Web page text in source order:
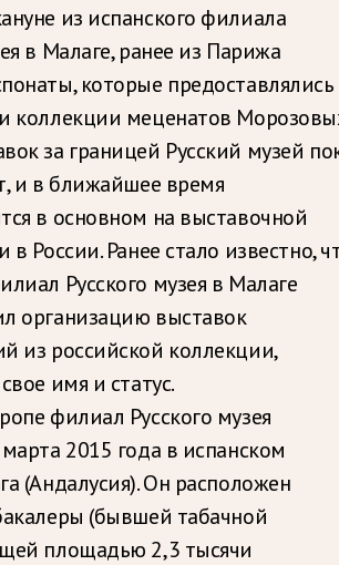
из испанского филиала
в Малаге, ранее из Парижа
которые предоставлялись
коллекции меценатов
за границей Русский музей
и в ближайшее время
в основном на выставочной
в России. Ранее стало известно,
Русского музея в Малаге
организацию выставок
из российской коллекции,
имя и статус.
филиал Русского музея
2015 года в испанском
(Андалусия). Он расположен
(бывшей табачной
площадью 2,3 тысячи